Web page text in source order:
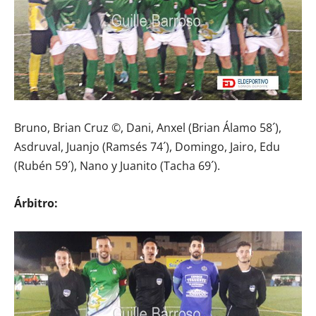
Bruno, Brian Cruz ©, Dani, Anxel (Brian Álamo 58´),
Asdruval, Juanjo (Ramsés 74´), Domingo, Jairo, Edu
(Rubén 59´), Nano y Juanito (Tacha 69´).
Árbitro: